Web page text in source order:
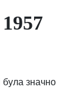
була значно